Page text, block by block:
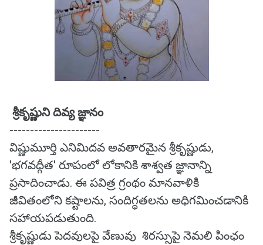
శ్రీకృష్ణుని దివ్య జ్ఞానం
----------------------
విష్ణుమూర్తి ఎనిమిదవ అవతారమైన శ్రీకృష్ణుడు,
'భగవద్గీత' రూపంలో లోకానికి శాశ్వత జ్ఞానాన్ని
ప్రసాదించాడు. ఈ పవిత్ర గ్రంథం మానవాళికి
జీవితంలోని కష్టాలను, సందిగ్ధతలను అధిగమించడానికి
సహాయపడుతుంది.
శ్రీకృష్ణుడు పెదవులపై వేణువు శిరస్సుపై నెమలి పింఛం